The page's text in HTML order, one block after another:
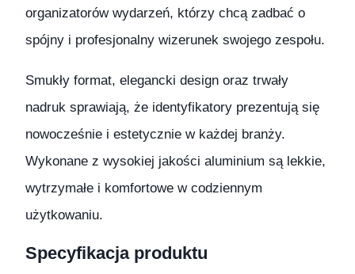
organizatorów wydarzeń, którzy chcą zadbać o
spójny i profesjonalny wizerunek swojego zespołu.
Smukły format, elegancki design oraz trwały
nadruk sprawiają, że identyfikatory prezentują się
nowocześnie i estetycznie w każdej branży.
Wykonane z wysokiej jakości aluminium są lekkie,
wytrzymałe i komfortowe w codziennym
użytkowaniu.
Specyfikacja produktu